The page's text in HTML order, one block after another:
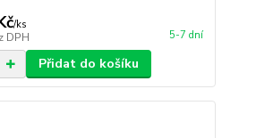
/ks
DPH 5-7 dní
Přidat do košíku